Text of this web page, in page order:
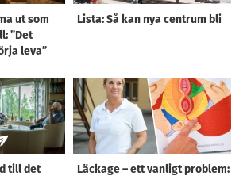
ut som
”Det
leva”
Lista: Så kan nya centrum bli
till det
Läckage – ett vanligt problem: